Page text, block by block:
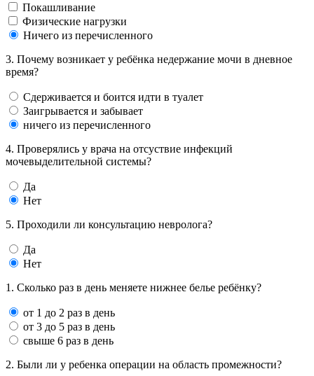
Покашливание
Физические нагрузки
Ничего из перечисленного
3. Почему возникает у ребёнка недержание мочи в дневное
время?
Сдерживается и боится идти в туалет
Заигрывается и забывает
ничего из перечисленного
4. Проверялись у врача на отсуствие инфекций
мочевыделительной системы?
Да
Нет
5. Проходили ли консультацию невролога?
Да
Нет
1. Сколько раз в день меняете нижнее белье ребёнку?
от 1 до 2 раз в день
от 3 до 5 раз в день
свыше 6 раз в день
2. Были ли у ребенка операции на область промежности?